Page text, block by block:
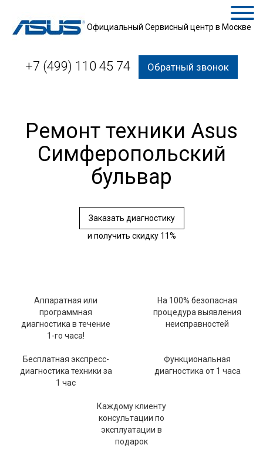
Официальный Сервисный центр в Москве
+7 (499) 110 45 74 Обратный звонок
Ремонт техники Asus
Симферопольский
бульвар
Заказать диагностику
и получить скидку 11%
Аппаратная или
программная
диагностика в течение
1-го часа!
На 100% безопасная
процедура выявления
неисправностей
Бесплатная экспресс-
диагностика техники за
1 час
Функциональная
диагностика от 1 часа
Каждому клиенту
консультации по
эксплуатации в
подарок